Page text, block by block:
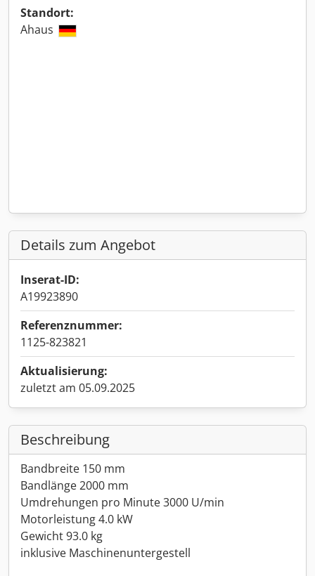
Standort:
Ahaus
Details zum Angebot
Inserat-ID:
A19923890
Referenznummer:
1125-823821
Aktualisierung:
zuletzt am 05.09.2025
Beschreibung
Bandbreite 150 mm
Bandlänge 2000 mm
Umdrehungen pro Minute 3000 U/min
Motorleistung 4.0 kW
Gewicht 93.0 kg
inklusive Maschinenuntergestell